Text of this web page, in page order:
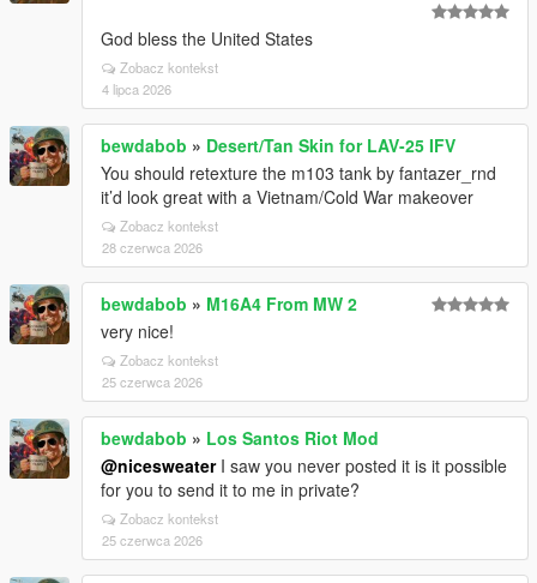
God bless the United States
Zobacz kontekst
4 lipca 2026
bewdabob » Desert/Tan Skin for LAV-25 IFV
You should retexture the m103 tank by fantazer_rnd
it’d look great with a Vietnam/Cold War makeover
Zobacz kontekst
28 czerwca 2026
bewdabob » M16A4 From MW 2
very nice!
Zobacz kontekst
25 czerwca 2026
bewdabob » Los Santos Riot Mod
@nicesweaterI saw you never posted it is it possible
for you to send it to me in private?
Zobacz kontekst
25 czerwca 2026